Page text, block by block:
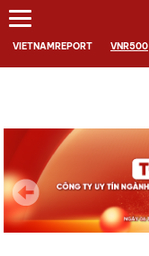
VIETNAMREPORT VNR500